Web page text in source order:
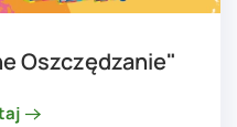
Oszczędzanie"